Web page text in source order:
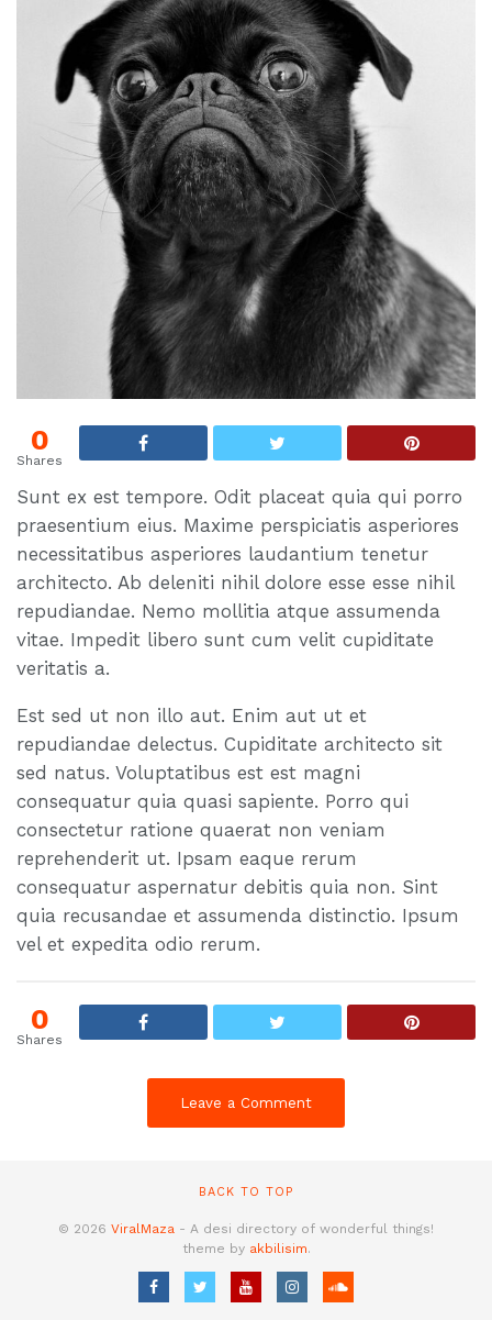
0
Shares
Sunt ex est tempore. Odit placeat quia qui porro
praesentium eius. Maxime perspiciatis asperiores
necessitatibus asperiores laudantium tenetur
architecto. Ab deleniti nihil dolore esse esse nihil
repudiandae. Nemo mollitia atque assumenda
vitae. Impedit libero sunt cum velit cupiditate
veritatis a.
Est sed ut non illo aut. Enim aut ut et
repudiandae delectus. Cupiditate architecto sit
sed natus. Voluptatibus est est magni
consequatur quia quasi sapiente. Porro qui
consectetur ratione quaerat non veniam
reprehenderit ut. Ipsam eaque rerum
consequatur aspernatur debitis quia non. Sint
quia recusandae et assumenda distinctio. Ipsum
vel et expedita odio rerum.
0
Shares
Leave a Comment
BACK TO TOP
© 2026 ViralMaza - A desi directory of wonderful things!
theme by akbilisim.